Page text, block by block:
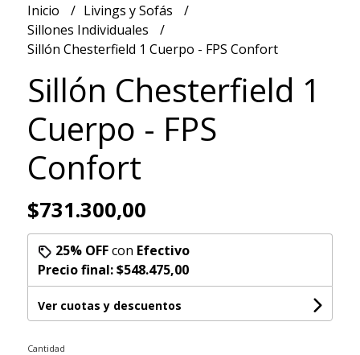
Inicio
Livings y Sofás
Sillones Individuales
Sillón Chesterfield 1 Cuerpo - FPS Confort
Sillón Chesterfield 1
Cuerpo - FPS
Confort
$731.300,00
25% OFFcon Efectivo
Precio final:$548.475,00
Ver cuotas y descuentos
Cantidad